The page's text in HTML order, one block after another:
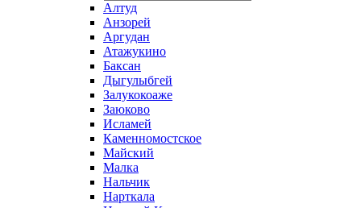
Алтуд
Анзорей
Аргудан
Атажукино
Баксан
Дыгулыбгей
Залукокоаже
Заюково
Исламей
Каменномостское
Майский
Малка
Нальчик
Нарткала